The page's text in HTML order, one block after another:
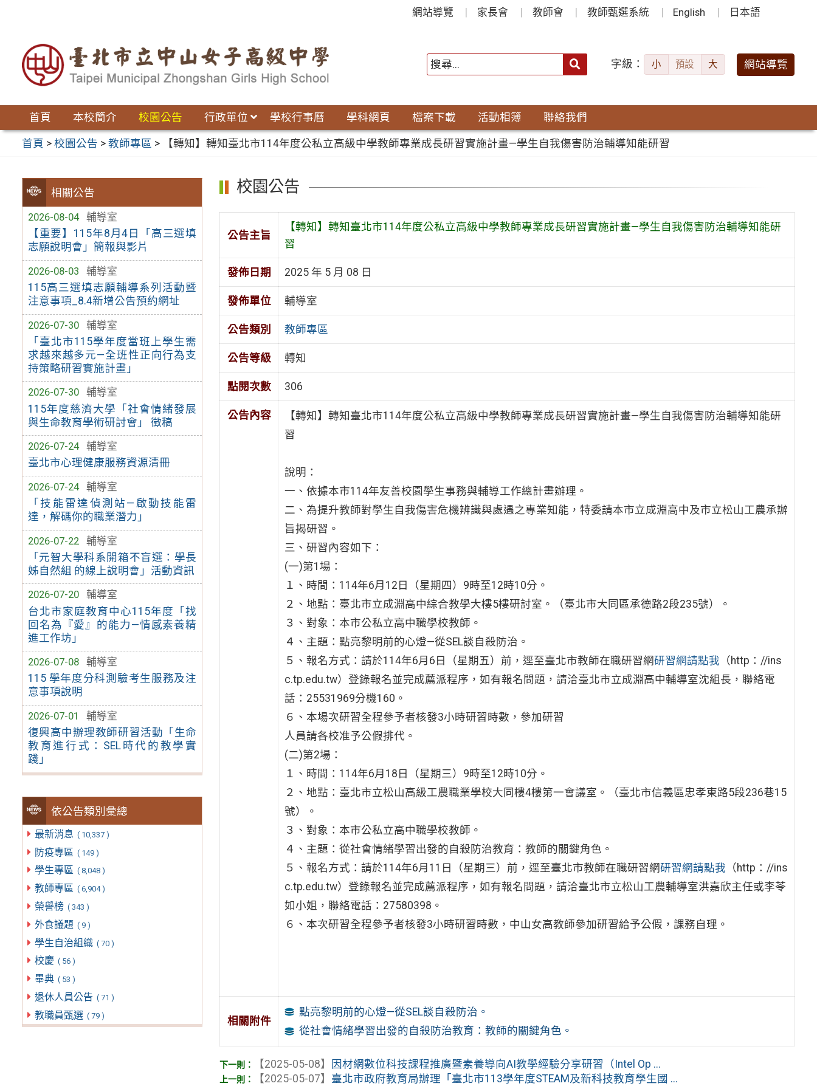
網站導覽 家長會 教師會 教師甄選系統 English 日本語
字級： 小 預設 大 網站導覽
首頁 本校簡介 校園公告 行政單位 學校行事曆 學科網頁 檔案下載 活動相簿 聯絡我們
首頁 >校園公告 >教師專區 > 【轉知】轉知臺北市114年度公私立高級中學教師專業成長研習實施計畫—學生自我傷害防治輔導知能研習
相關公告
2026-08-04
輔導室
【重要】115年8月4日「高三選填
志願說明會」簡報與影片
2026-08-03
輔導室
115高三選填志願輔導系列活動暨
注意事項_8.4新增公告預約網址
2026-07-30
輔導室
「臺北市115學年度當班上學生需
求越來越多元—全班性正向行為支
持策略研習實施計畫」
2026-07-30
輔導室
115年度慈濟大學「社會情緒發展
與生命教育學術研討會」 徵稿
2026-07-24
輔導室
臺北市心理健康服務資源清冊
2026-07-24
輔導室
「技能雷達偵測站—啟動技能雷
達，解碼你的職業潛力」
2026-07-22
輔導室
「元智大學科系開箱不盲選：學長
姊自然組 的線上說明會」活動資訊
2026-07-20
輔導室
台北市家庭教育中心115年度「找
回名為『愛』的能力—情感素養精
進工作坊」
2026-07-08
輔導室
115 學年度分科測驗考生服務及注
意事項說明
2026-07-01
輔導室
復興高中辦理教師研習活動「生命
教育進行式：SEL時代的教學實
踐」
依公告類別彙總
最新消息 ( 10,337 )
防疫專區 ( 149 )
學生專區 ( 8,048 )
教師專區 ( 6,904 )
榮譽榜 ( 343 )
外食議題 ( 9 )
學生自治組織 ( 70 )
校慶 ( 56 )
畢典 ( 53 )
退休人員公告 ( 71 )
教職員甄選 ( 79 )
校園公告
公告主旨
【轉知】轉知臺北市114年度公私立高級中學教師專業成長研習實施計畫—學生自我傷害防治輔導知能研
習
發佈日期 2025 年 5 月 08 日
發佈單位 輔導室
公告類別 教師專區
公告等級 轉知
點閱次數 306
公告內容
【轉知】轉知臺北市114年度公私立高級中學教師專業成長研習實施計畫—學生自我傷害防治輔導知能研
習
說明：
一、依據本市114年友善校園學生事務與輔導工作總計畫辦理。
二、為提升教師對學生自我傷害危機辨識與處遇之專業知能，特委請本市立成淵高中及市立松山工農承辦
旨揭研習。
三、研習內容如下：
(一)第1場：
１、時間：114年6月12日（星期四）9時至12時10分。
２、地點：臺北市立成淵高中綜合教學大樓5樓研討室。（臺北市大同區承德路2段235號）。
３、對象：本市公私立高中職學校教師。
４、主題：點亮黎明前的心燈—從SEL談自殺防治。
５、報名方式：請於114年6月6日（星期五）前，逕至臺北市教師在職研習網研習網請點我 （http：//ins
c.tp.edu.tw）登錄報名並完成薦派程序，如有報名問題，請洽臺北市立成淵高中輔導室沈組長，聯絡電
話：25531969分機160。
６、本場次研習全程參予者核發3小時研習時數，參加研習
人員請各校准予公假排代。
(二)第2場：
１、時間：114年6月18日（星期三）9時至12時10分。
２、地點：臺北市立松山高級工農職業學校大同樓4樓第一會議室。（臺北市信義區忠孝東路5段236巷15
號）。
３、對象：本市公私立高中職學校教師。
４、主題：從社會情緒學習出發的自殺防治教育：教師的關鍵角色。
５、報名方式：請於114年6月11日（星期三）前，逕至臺北市教師在職研習網研習網請點我 （http：//ins
c.tp.edu.tw）登錄報名並完成薦派程序，如有報名問題，請洽臺北市立松山工農輔導室洪嘉欣主任或李苓
如小姐，聯絡電話：27580398。
６、本次研習全程參予者核發3小時研習時數，中山女高教師參加研習給予公假，課務自理。
相關附件
點亮黎明前的心燈—從SEL談自殺防治。
從社會情緒學習出發的自殺防治教育：教師的關鍵角色。
【2025-05-08】
因材網數位科技課程推廣暨素養導向AI教學經驗分享研習（Intel Op ...
【2025-05-07】 臺北市政府教育局辦理「臺北市113學年度STEAM及新科技教育學生國 ...